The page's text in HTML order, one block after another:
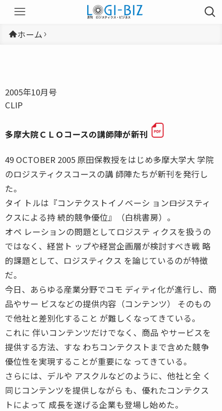
ホーム
2005年10月号
CLIP
多摩大院ＣＬＯコースの講師陣が新刊
49 OCTOBER 2005 原田保教授をはじめ多摩大学大 学院
のロジスティクスコースの講 師陣たちが新刊を発行し
た。
タイ トルは『コンテクストイノベーシ ョン――ロジスティ
クスによる持 続的競争優位』（白桃書房）。
オペ レーションの問題としてロジステ ィクスを扱うの
ではなく、経営ト ップや経営企画層が検討すべき戦 略
的課題として、ロジスティクス を論じているのが特徴
だ。
今日、あらゆる産業分野でコモ ディティ化が進行し、商
品やサー ビスなどの提供内容（コンテンツ） そのもの
で他社と差別化すること が難しくなってきている。
これに 伴いコンテンツだけでなく、商品 やサービスを
提供する方法、すな わちコンテクストまで含めた競争
優位性を実現することが重要にな ってきている。
さらには、デルや アスクルなどのように、他社と全 く
同じコンテンツを提供しながら も、優れたコンテクス
トによって 成長を遂げる企業も登場し始めた。